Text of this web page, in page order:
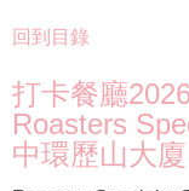
回到目錄
打卡餐廳
Roasters
中環歷山大廈